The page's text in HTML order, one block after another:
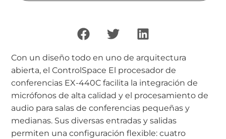
Con un diseño todo en uno de arquitectura
abierta, el ControlSpace El procesador de
conferencias EX-440C facilita la integración de
micrófonos de alta calidad y el procesamiento de
audio para salas de conferencias pequeñas y
medianas. Sus diversas entradas y salidas
permiten una configuración flexible: cuatro